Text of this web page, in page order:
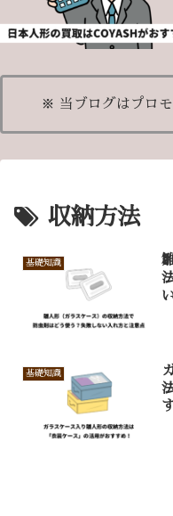
※ 当ブログはプロモ
収納方法
基礎知識
基礎知識